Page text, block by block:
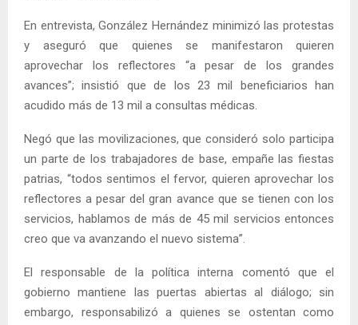
En entrevista, González Hernández minimizó las protestas
y aseguró que quienes se manifestaron quieren
aprovechar los reflectores “a pesar de los grandes
avances”; insistió que de los 23 mil beneficiarios han
acudido más de 13 mil a consultas médicas.
Negó que las movilizaciones, que consideró solo participa
un parte de los trabajadores de base, empañe las fiestas
patrias, “todos sentimos el fervor, quieren aprovechar los
reflectores a pesar del gran avance que se tienen con los
servicios, hablamos de más de 45 mil servicios entonces
creo que va avanzando el nuevo sistema”.
El responsable de la política interna comentó que el
gobierno mantiene las puertas abiertas al diálogo; sin
embargo, responsabilizó a quienes se ostentan como